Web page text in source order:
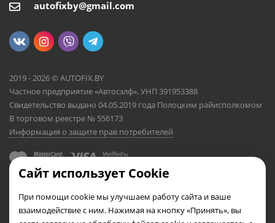
autofixby@gmail.com
2019 - 2026 © AUTOFIX.BY
Частное предприятие «Автосэлф», УНП 391953388
Свидетельство выдано 04.05.2019 года Полоцким райисполкомом
В торговом реестре № 556173
Информация о защите прав потребителей
Сайт использует Cookie
При помощи cookie мы улучшаем работу сайта и ваше
взаимодействие с ним. Нажимая на кнопку «Принять», вы